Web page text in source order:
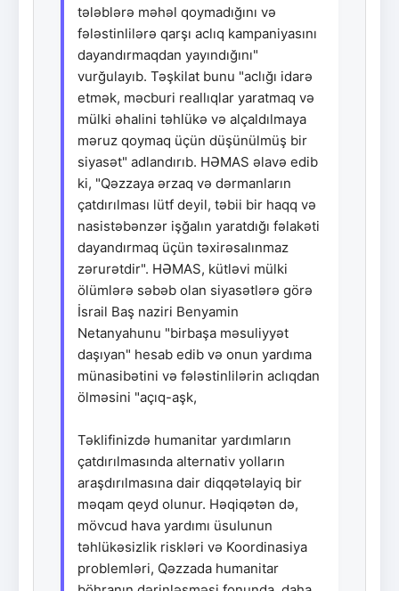
tələblərə məhəl qoymadığını və
fələstinlilərə qarşı aclıq kampaniyasını
dayandırmaqdan yayındığını"
vurğulayıb. Təşkilat bunu "aclığı idarə
etmək, məcburi reallıqlar yaratmaq və
mülki əhalini təhlükə və alçaldılmaya
məruz qoymaq üçün düşünülmüş bir
siyasət" adlandırıb. HƏMAS əlavə edib
ki, "Qəzzaya ərzaq və dərmanların
çatdırılması lütf deyil, təbii bir haqq və
nasistəbənzər işğalın yaratdığı fəlakəti
dayandırmaq üçün təxirəsalınmaz
zərurətdir". HƏMAS, kütləvi mülki
ölümlərə səbəb olan siyasətlərə görə
İsrail Baş naziri Benyamin
Netanyahunu "birbaşa məsuliyyət
daşıyan" hesab edib və onun yardıma
münasibətini və fələstinlilərin aclıqdan
ölməsini "açıq-aşk,
Təklifinizdə humanitar yardımların
çatdırılmasında alternativ yolların
araşdırılmasına dair diqqətəlayiq bir
məqam qeyd olunur. Həqiqətən də,
mövcud hava yardımı üsulunun
təhlükəsizlik riskləri və Koordinasiya
problemləri, Qəzzada humanitar